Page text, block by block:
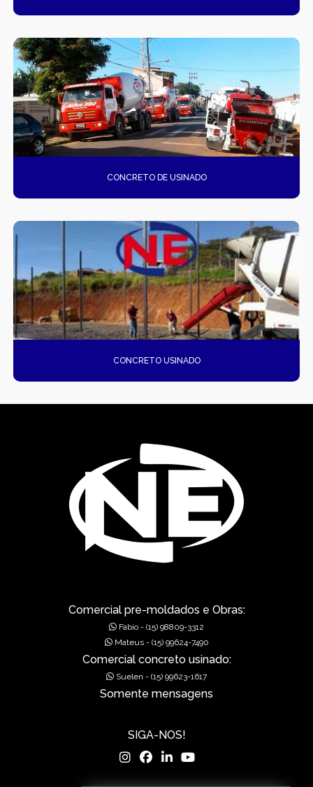
CONCRETO DE USINADO
CONCRETO USINADO
Comercial pre-moldados e Obras:
Fabio - (15) 98809-3312
Mateus - (15) 99624-7490
Comercial concreto usinado:
Suelen - (15) 99623-1617
Somente mensagens
SIGA-NOS!